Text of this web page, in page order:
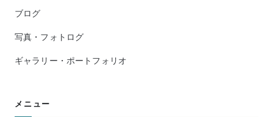
ブログ
写真・フォトログ
ギャラリー・ポートフォリオ
メニュー